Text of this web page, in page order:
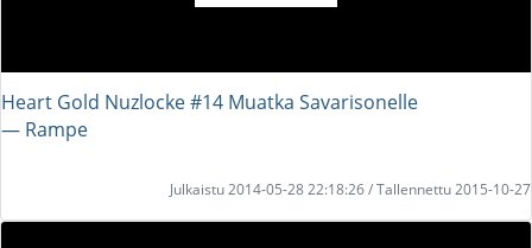
Heart Gold Nuzlocke #14 Muatka Savarisonelle
― Rampe
Julkaistu 2014-05-28 22:18:26 / Tallennettu 2015-10-27